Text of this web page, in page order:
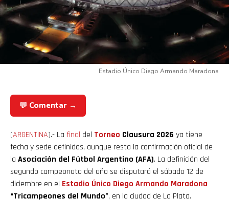
Estadio Único Diego Armando Maradona
💬 Comentar →
(ARGENTINA).- La final del Torneo Clausura 2026 ya tiene
fecha y sede definidas, aunque resta la confirmación oficial de
la Asociación del Fútbol Argentino (AFA). La definición del
segundo campeonato del año se disputará el sábado 12 de
diciembre en el Estadio Único Diego Armando Maradona
“Tricampeones del Mundo”, en la ciudad de La Plata.